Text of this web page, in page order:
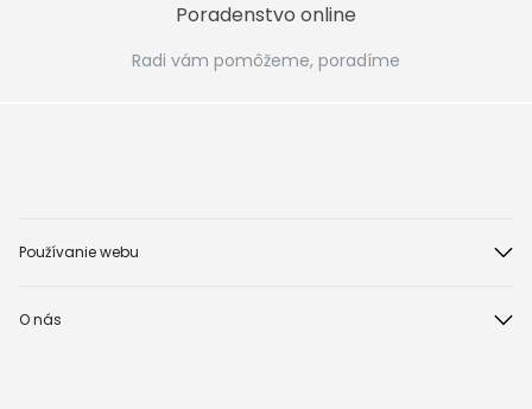
Poradenstvo online
Radi vám pomôžeme, poradíme
Používanie webu
O nás